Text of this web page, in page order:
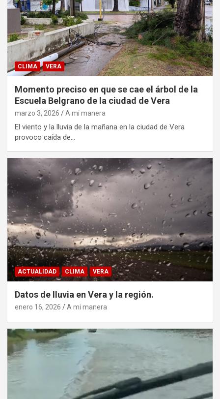
CLIMA VERA
Momento preciso en que se cae el árbol de la
Escuela Belgrano de la ciudad de Vera
marzo 3, 2026 A mi manera
El viento y la lluvia de la mañana en la ciudad de Vera
provoco caída de…
ACTUALIDAD CLIMA VERA
Datos de lluvia en Vera y la región.
enero 16, 2026 A mi manera